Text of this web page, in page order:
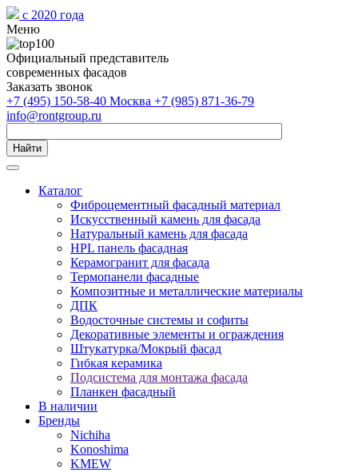
с 2020 года
Меню
Официальный представитель
современных фасадов
Заказать звонок
+7 (495) 150-58-40 Москва +7 (985) 871-36-79
info@rontgroup.ru
Найти
Каталог
Фиброцементный фасадный материал
Искусственный камень для фасада
Натуральный камень для фасада
HPL панель фасадная
Керамогранит для фасада
Термопанели фасадные
Композитные и металлические материалы
ДПК
Водосточные системы и софиты
Декоративные элементы и ограждения
Штукатурка/Мокрый фасад
Гибкая керамика
Подсистема для монтажа фасада
Планкен фасадный
В наличии
Бренды
Nichiha
Konoshima
KMEW